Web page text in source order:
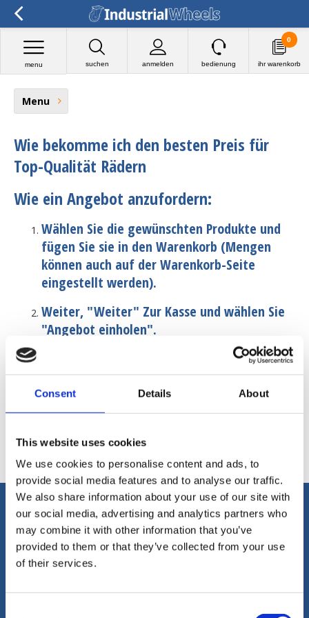
Consent Details About
This website uses cookies
We use cookies to personalise content and ads, to
provide social media features and to analyse our traffic.
We also share information about your use of our site with
our social media, advertising and analytics partners who
may combine it with other information that you’ve
provided to them or that they’ve collected from your use
of their services.
suchen anmelden
menu bedienung ihr warenkorb
0
Menu
Wie bekomme ich den besten Preis für
Top-Qualität Rädern
Wie ein Angebot anzufordern:
Wählen Sie die gewünschten Produkte und
fügen Sie sie in den Warenkorb (Mengen
können auch auf der Warenkorb-Seite
eingestellt werden).
Weiter, "Weiter" Zur Kasse und wählen Sie
"Angebot einholen".
Ein Mitarbeiter wird Sie innerhalb von 1
Werktag kontaktieren, um Ihnen die Details
und Preise der von Ihnen ausgewählten
Produkte. Oder weitere Fragen gerne zur
Für Fragen und Zitate: service@industrialwheels.com
Rufen Sie uns an (oder mailen Sie uns)
für weitere Informationen.
Wir können Ihnen auf Englisch, Deutsch,
Spanisch, Niederländisch und Französisch